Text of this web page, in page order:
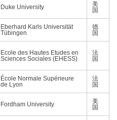
Duke University
美
国
Eberhard Karls Universität
Tübingen
德
国
Ecole des Hautes Etudes en
Sciences Sociales (EHESS)
法
国
École Normale Supérieure
de Lyon
法
国
Fordham University
美
国